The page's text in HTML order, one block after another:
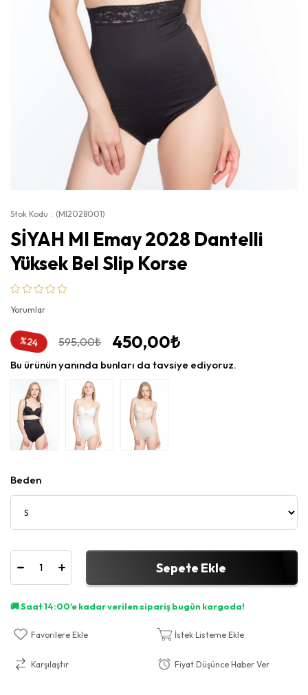
Stok Kodu (MI2028001)
SİYAH MI Emay 2028 Dantelli
Yüksek Bel Slip Korse
Yorumlar
%24
İndirim
595,00₺ 450,00₺
Bu ürünün yanında bunları da tavsiye ediyoruz.
Beden
Favorilere Ekle İstek Listeme Ekle
Karşılaştır Fiyat Düşünce Haber Ver